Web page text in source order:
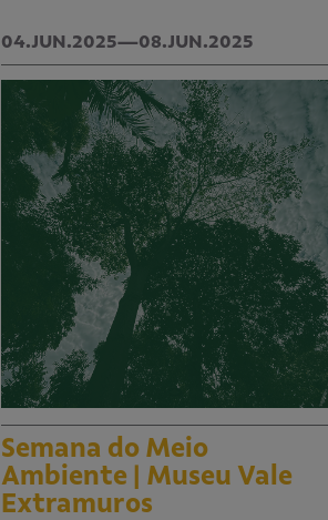
04.JUN.2025—08.JUN.2025
Semana do Meio
Ambiente | Museu Vale
Extramuros